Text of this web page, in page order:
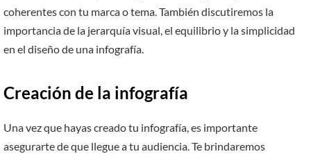
coherentes con tu marca o tema. También discutiremos la
importancia de la jerarquía visual, el equilibrio y la simplicidad
en el diseño de una infografía.
Creación de la infografía
Una vez que hayas creado tu infografía, es importante
asegurarte de que llegue a tu audiencia. Te brindaremos